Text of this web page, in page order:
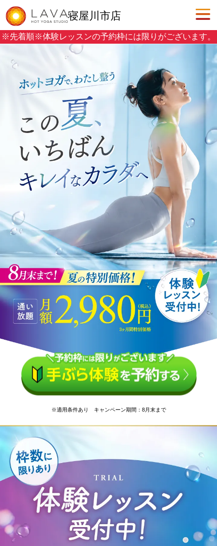
寝屋川市店
※先着順※体験レッスンの予約枠には限りがございます。
※適用条件あり キャンペーン期間：8月末まで